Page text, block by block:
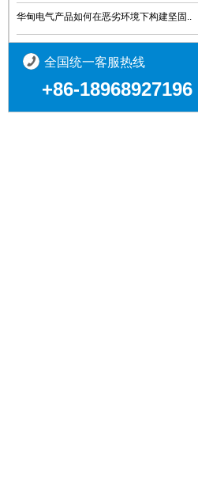
华甸电气产品如何在恶劣环境下构建坚固..
全国统一客服热线
+86-18968927196